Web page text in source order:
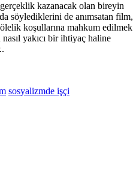
kazanacak olan bireyin
söylediklerini de anımsatan film,
koşullarına mahkum edilmek
nasıl yakıcı bir ihtiyaç haline
sosyalizmde işçi